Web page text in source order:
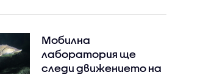
Мобилна
лаборатория ще
следи движението на